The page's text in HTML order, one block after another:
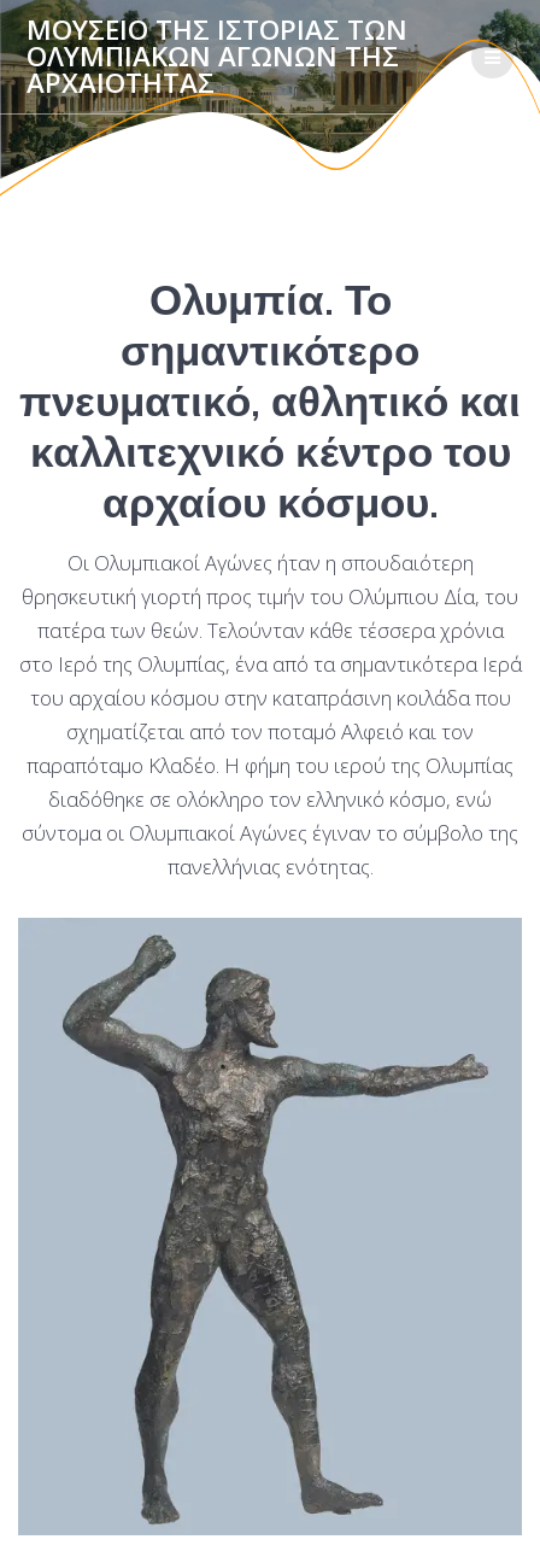
ΜΟΥΣΕΙΟ ΤΗΣ ΙΣΤΟΡΙΑΣ ΤΩΝ
ΟΛΥΜΠΙΑΚΩΝ ΑΓΩΝΩΝ ΤΗΣ
ΑΡΧΑΙΟΤΗΤΑΣ
Ολυμπία. Το
σημαντικότερο
πνευματικό, αθλητικό και
καλλιτεχνικό κέντρο του
αρχαίου κόσμου.
Οι Ολυμπιακοί Αγώνες ήταν η σπουδαιότερη
θρησκευτική γιορτή προς τιμήν του Ολύμπιου Δία, του
πατέρα των θεών. Τελούνταν κάθε τέσσερα χρόνια
στο Ιερό της Ολυμπίας, ένα από τα σημαντικότερα Ιερά
του αρχαίου κόσμου στην καταπράσινη κοιλάδα που
σχηματίζεται από τον ποταμό Αλφειό και τον
παραπόταμο Κλαδέο. Η φήμη του ιερού της Ολυμπίας
διαδόθηκε σε ολόκληρο τον ελληνικό κόσμο, ενώ
σύντομα οι Ολυμπιακοί Αγώνες έγιναν το σύμβολο της
πανελλήνιας ενότητας.